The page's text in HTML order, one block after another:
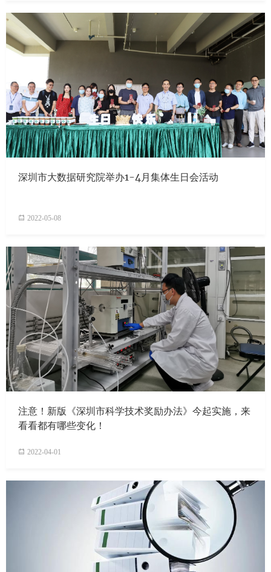
深圳市大数据研究院举办1-4月集体生日会活动
2022-05-08
注意！新版《深圳市科学技术奖励办法》今起实施，来
看看都有哪些变化！
2022-04-01